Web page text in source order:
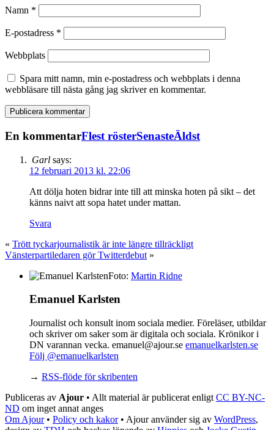
Namn *
E-postadress *
Webbplats
Spara mitt namn, min e-postadress och webbplats i denna
webbläsare till nästa gång jag skriver en kommentar.
En kommentarFlest rösterSenasteÄldst
Garl says:
12 februari 2013 kl. 22:06
Att dölja hoten bidrar inte till att minska hoten på sikt – det
känns naivt att sopa hatet under mattan.
Svara
« Trött tyckarjournalistik är inte längre tillräckligt
Vänsterpartiledaren gör Twitterdebut »
Foto: Martin Ridne
Emanuel Karlsten
Journalist och konsult inom sociala medier. Föreläser, utbildar
och skriver om saker som är digitala och sociala. Krönikor i
DN varannan vecka. emanuel@ajour.se emanuelkarlsten.se
Följ @emanuelkarlsten
→ RSS-flöde för skribenten
Publiceras av Ajour • Allt material är publicerat enligt CC BY-NC-
ND om inget annat anges
Om Ajour• Policy och kakor• Ajour använder sig av WordPress,